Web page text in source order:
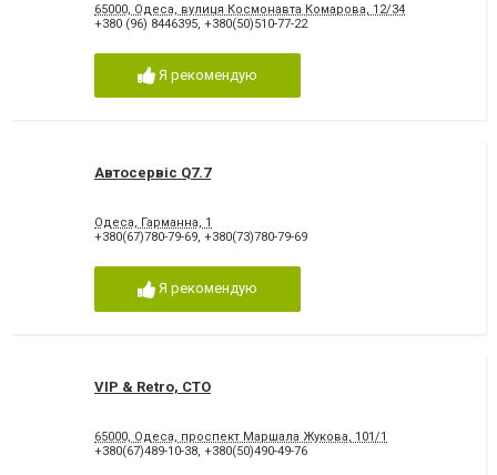
65000, Одеса, вулиця Космонавта Комарова, 12/34
+380 (96) 8446395 +380(50)510-77-22
Я рекомендую
Автосервіс Q7.7
Одеса, Гарманна, 1
+380(67)780-79-69, +380(73)780-79-69
Я рекомендую
VIP & Retro, СТО
65000, Одеса, проспект Маршала Жукова, 101/1
+380(67)489-10-38, +380(50)490-49-76